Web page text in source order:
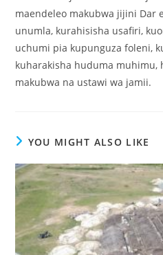
maendeleo makubwa jijini Dar
unumla, kurahisisha usafiri,
uchumi pia kupunguza foleni,
kuharakisha huduma muhimu,
makubwa na ustawi wa jamii.
YOU MIGHT ALSO LIKE